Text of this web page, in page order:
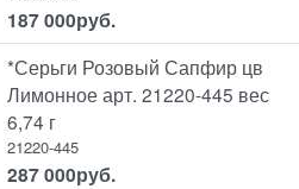
187 000руб.
*Серьги Розовый Сапфир цв
Лимонное арт. 21220-445 вес
6,74 г
21220-445
287 000руб.